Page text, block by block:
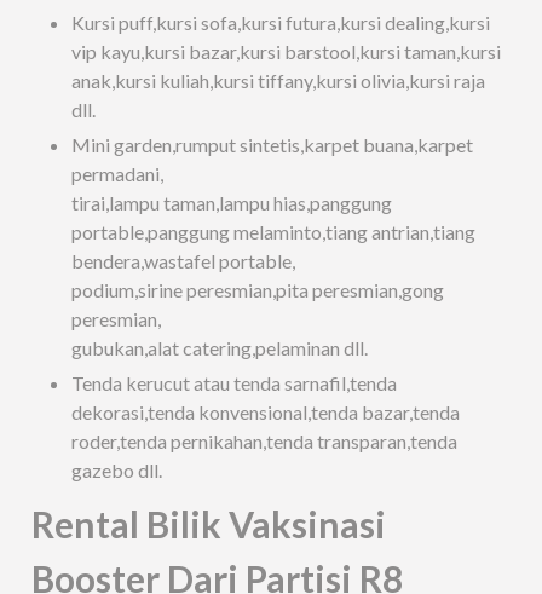
Kursi puff,kursi sofa,kursi futura,kursi dealing,kursi
vip kayu,kursi bazar,kursi barstool,kursi taman,kursi
anak,kursi kuliah,kursi tiffany,kursi olivia,kursi raja
dll.
Mini garden,rumput sintetis,karpet buana,karpet
permadani,
tirai,lampu taman,lampu hias,panggung
portable,panggung melaminto,tiang antrian,tiang
bendera,wastafel portable,
podium,sirine peresmian,pita peresmian,gong
peresmian,
gubukan,alat catering,pelaminan dll.
Tenda kerucut atau tenda sarnafil,tenda
dekorasi,tenda konvensional,tenda bazar,tenda
roder,tenda pernikahan,tenda transparan,tenda
gazebo dll.
Rental Bilik Vaksinasi
Booster Dari Partisi R8